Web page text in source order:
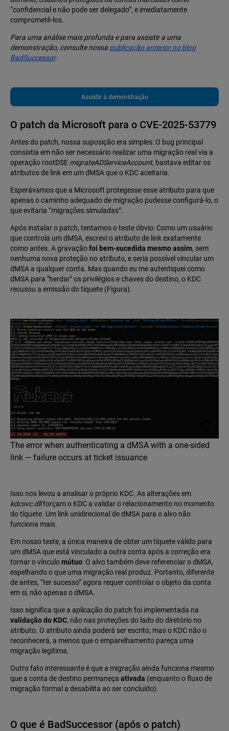
“confidencial e não pode ser delegado”, e imediatamente
comprometê-los.
Para uma análise mais profunda e para assistir a uma
demonstração, consulte nossa publicação anterior no blog
BadSuccessor.
Assistir à demonstração
O patch da Microsoft para o CVE-2025-53779
Antes do patch, nossa suposição era simples: O bug principal
consistia em não ser necessário realizar uma migração real via a
operação rootDSE migrateADServiceAccount, bastava editar os
atributos de link em um dMSA que o KDC aceitaria.
Esperávamos que a Microsoft protegesse esse atributo para que
apenas o caminho adequado de migração pudesse configurá-lo, o
que evitaria “migrações simuladas”.
Após instalar o patch, tentamos o teste óbvio: Como um usuário
que controla um dMSA, escrevi o atributo de link exatamente
como antes. A gravaçãofoi bem-sucedida mesmo assim, sem
nenhuma nova proteção no atributo, e seria possível vincular um
dMSA a qualquer conta. Mas quando eu me autentiquei como
dMSA para "herdar" os privilégios e chaves do destino, o KDC
recusou a emissão do tíquete (Figura).
The error when authenticating a dMSA with a one-sided
link — failure occurs at ticket issuance
Isso nos levou a analisar o próprio KDC. As alterações em
kdcsvc.dllforçam o KDC a validar o relacionamento no momento
do tíquete. Um link unidirecional de dMSA para o alvo não
funciona mais.
Em nosso teste, a única maneira de obter um tíquete válido para
um dMSA que está vinculado a outra conta após a correção era
tornar o vínculomútuo: O alvo também deve referenciar o dMSA,
espelhando o que uma migração real produz. Portanto, diferente
de antes, “ter sucesso” agora requer controlar o objeto da conta
em si, não apenas o dMSA.
Isso significa que a aplicação do patch foi implementada na
validação do KDC, não nas proteções do lado do diretório no
atributo. O atributo ainda poderá ser escrito, mas o KDC não o
reconhecerá, a menos que o emparelhamento pareça uma
migração legítima.
Outro fato interessante é que a migração ainda funciona mesmo
que a conta de destino permaneça ativada (enquanto o fluxo de
migração formal a desabilita ao ser concluído).
O que é BadSuccessor (após o patch)